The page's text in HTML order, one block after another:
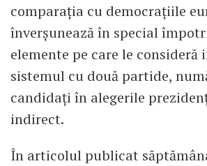
comparaţia cu democraţiile
înverşunează în special
elemente pe care le consideră
sistemul cu două partide,
candidaţi în alegerile
indirect.
În articolul publicat